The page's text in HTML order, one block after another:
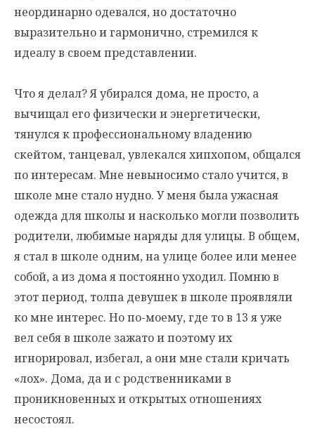
неординарно одевался, но достаточно
выразительно и гармонично, стремился к
идеалу в своем представлении.
Что я делал? Я убирался дома, не просто, а
вычищал его физически и энергетически,
тянулся к профессиональному владению
скейтом, танцевал, увлекался хипхопом, общался
по интересам. Мне невыносимо стало учится, в
школе мне стало нудно. У меня была ужасная
одежда для школы и насколько могли позволить
родители, любимые наряды для улицы. В общем,
я стал в школе одним, на улице более или менее
собой, а из дома я постоянно уходил. Помню в
этот период, толпа девушек в школе проявляли
ко мне интерес. Но по-моему, где то в 13 я уже
вел себя в школе зажато и поэтому их
игнорировал, избегал, а они мне стали кричать
«лох». Дома, да и с родственниками в
проникновенных и открытых отношениях
несостоял.